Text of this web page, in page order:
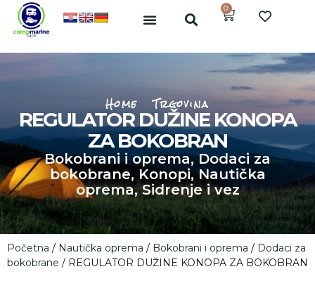
0
Home Trgovina
REGULATOR DUŽINE KONOPA
ZA BOKOBRAN
Bokobrani i oprema,Dodaci za
bokobrane, Konopi,Nautička
oprema,Sidrenje i vez
Početna / Nautička oprema / Bokobrani i oprema / Dodaci za
bokobrane / REGULATOR DUŽINE KONOPA ZA BOKOBRAN